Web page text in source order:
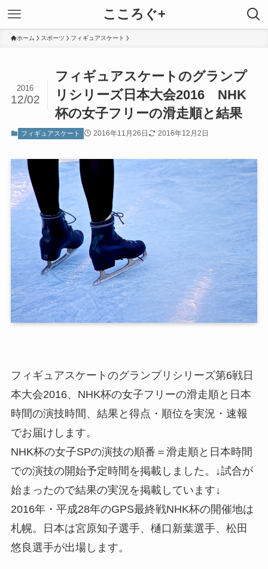
こころぐ+
ホーム スポーツ フィギュアスケート
フィギュアスケートのグランプ
リシリーズ日本大会2016 NHK
杯の女子フリーの滑走順と結果
2016
12/02
フィギュアスケート 2016年11月26日 2016年12月2日
フィギュアスケートのグランプリシリーズ第6戦日
本大会2016、 NHK杯の女子フリーの滑走順と日本
時間の演技時間、結果と得点・順位を実況・速報
でお届け します。
NHK杯の女子SPの演技の順番＝滑走順と日本時間
での演技の開始予定時間を掲載しました。
↓試合が
始まったので結果の実況を掲載しています↓
2016年・平成28年のGPS最終戦NHK杯の開催地は
札幌。
日本は宮原知子選手、樋口新葉選手、松田
悠良選手が出場します。